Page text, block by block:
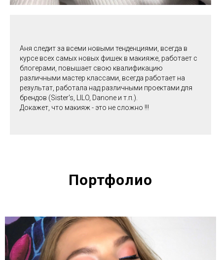
Аня следит за всеми новыми тенденциями, всегда в
курсе всех самых новых фишек в макияже, работает с
блогерами, повышает свою квалификацию
различными мастер классами, всегда работает на
результат, работала над различными проектами для
брендов (Sister's, LILO, Danone и т.п.).
Докажет, что макияж - это не сложно !!!
Портфолио